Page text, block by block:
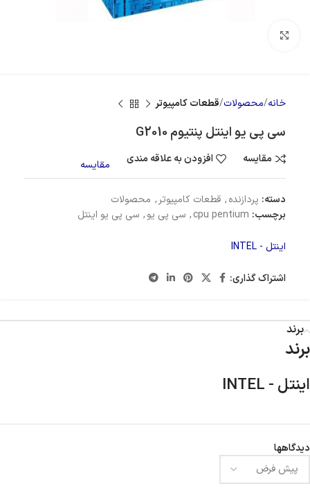
خانه محصولات قطعات کامپیوتر
سی پی یو اینتل پنتیوم G2010
مقایسه افزودن به علاقه مندی مقایسه
دسته: پردازنده, قطعات کامپیوتر , محصولات
برچسب: cpu pentium
, سی پی یو, سی پی یو اینتل
اینتل - INTEL
اشتراک گذاری:
برند
برند
اینتل - INTEL
دیدگاهها